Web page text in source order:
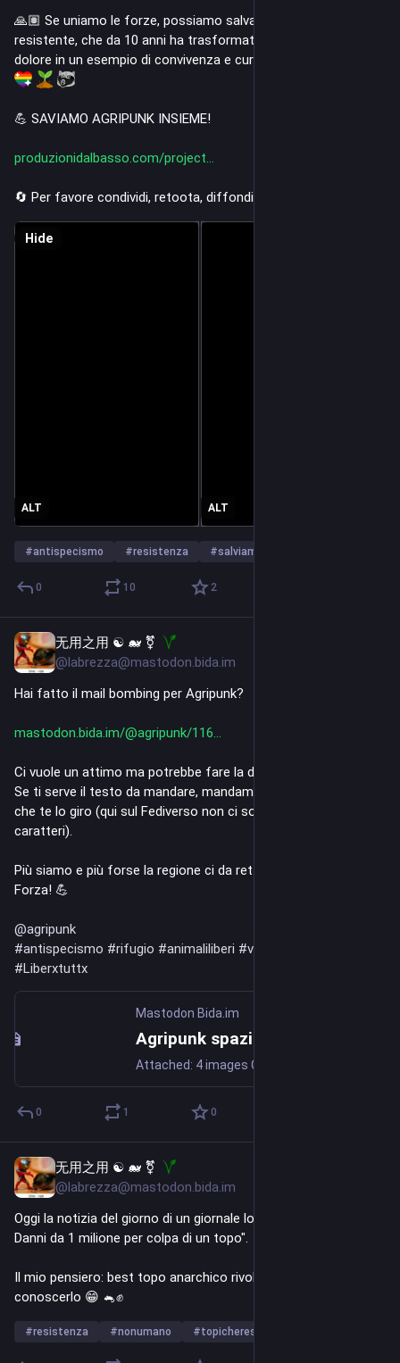
🙏🏽 Se uniamo le forze, possiamo salvare questo spazio
resistente, che da 10 anni ha trasformato un luogo di morte e
dolore in un esempio di convivenza e cura infraspecie.
💪 SAVIAMO AGRIPUNK INSIEME!
produzionidalbasso.com/project
🔄 Per favore condividi, retoota, diffondi
ALT ALT
Hide
#antispecismo #resistenza #salviamoagripunk
0 10 2
无用之用 ☯️ 🐋 ⚧️
@labrezza@mastodon.bida.im
Hai fatto il mail bombing per Agripunk?
mastodon.bida.im/@agripunk/116
Ci vuole un attimo ma potrebbe fare la differenza.
Se ti serve il testo da mandare, mandami in privato la tua email
che te lo giro (qui sul Fediverso non ci sono abbastanza
caratteri).
Più siamo e più forse la regione ci da retta.
Forza! 💪
@agripunk
#antispecismo #rifugio #animaliliberi #vegano
#Liberxtuttx
Mastodon Bida.im
0 1 0
无用之用 ☯️ 🐋 ⚧️
@labrezza@mastodon.bida.im
Oggi la notizia del giorno di un giornale locale recita: "Incendio.
Danni da 1 milione per colpa di un topo".
Il mio pensiero: best topo anarchico rivoluzionario, vorrei
conoscerlo 😁 🐁✊
#resistenza #nonumano #topicheresistono